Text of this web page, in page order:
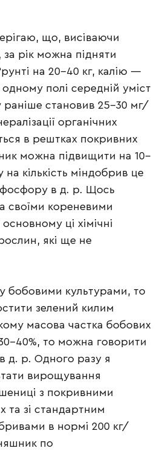
що, висіваючи
за рік можна підняти
на 20–40 кг, калію —
полі середній уміст
становив 25–30 мг/
органічних
в рештках покривних
можна підвищити на 10–
кількість міндобрив це
фосфору в д. р. Щось
своїми кореневими
ці хімічні
які ще не
бобовими культурами, то
зелений килим
масова частка бобових
то можна говорити
д. р. Одного разу я
вирощування
з покривними
та зі стандартним
в нормі 200 кг/
по